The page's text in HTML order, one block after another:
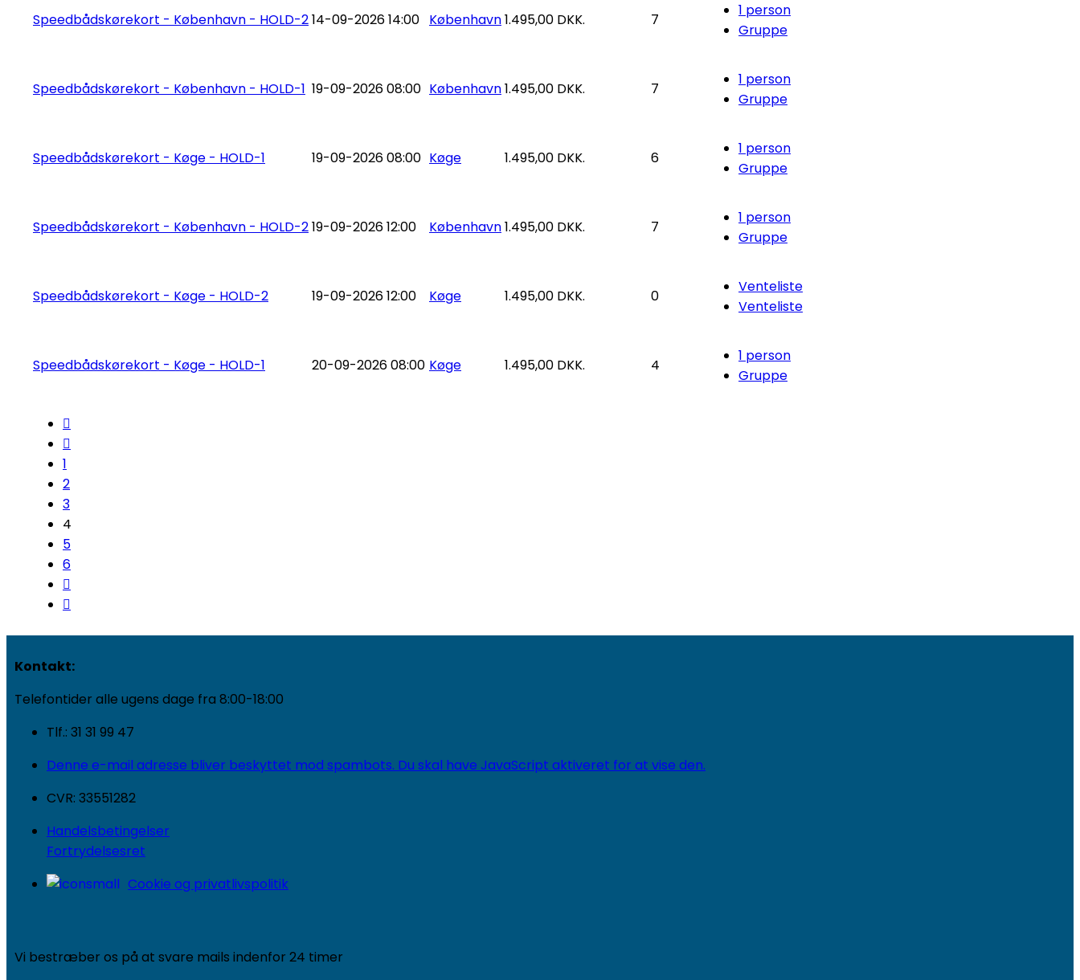
Speedbådskørekort - København - HOLD-214-09-2026 14:00 København1.495,00 DKK. 7
1 person
Gruppe
Speedbådskørekort - København - HOLD-1 19-09-2026 08:00 København1.495,00 DKK. 7
1 person
Gruppe
Speedbådskørekort - Køge - HOLD-1 19-09-2026 08:00 Køge 1.495,00 DKK. 6
1 person
Gruppe
Speedbådskørekort - København - HOLD-219-09-2026 12:00 København1.495,00 DKK. 7
1 person
Gruppe
Speedbådskørekort - Køge - HOLD-2 19-09-2026 12:00 Køge 1.495,00 DKK. 0
Venteliste
Venteliste
Speedbådskørekort - Køge - HOLD-1 20-09-2026 08:00 Køge 1.495,00 DKK. 4
1 person
Gruppe
1
2
3
4
5
6
Kontakt:
Telefontider alle ugens dage fra 8:00-18:00
Tlf.: 31 31 99 47
Denne e-mail adresse bliver beskyttet mod spambots. Du skal have JavaScript aktiveret for at vise den.
CVR: 33551282
Handelsbetingelser
Fortrydelsesret
Cookie og privatlivspolitik
Vi bestræber os på at svare mails indenfor 24 timer